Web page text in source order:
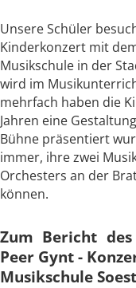
Unsere Schüler
Kinderkonzert mit
Musikschule in der
wird im
mehrfach haben die
Jahren eine
Bühne präsentiert
immer, ihre zwei
Orchesters an der
können.
Zum Bericht
Peer Gynt -
Musikschule